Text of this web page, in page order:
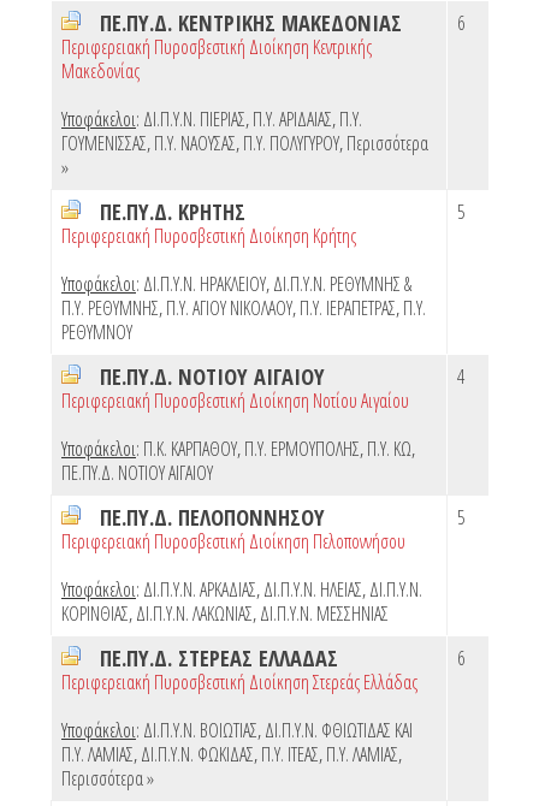
ΠΕ.ΠΥ.Δ. ΚΕΝΤΡΙΚΗΣ ΜΑΚΕΔΟΝΙΑΣ
Περιφερειακή Πυροσβεστική Διοίκηση Κεντρικής
Μακεδονίας
Υποφάκελοι: ΔΙ.Π.Υ.Ν. ΠΙΕΡΙΑΣ,Π.Υ. ΑΡΙΔΑΙΑΣ,Π.Υ.
ΓΟΥΜΕΝΙΣΣΑΣ,Π.Υ. ΝΑΟΥΣΑΣ,Π.Υ. ΠΟΛΥΓΥΡΟΥ,Περισσότερα
»
6
ΠΕ.ΠΥ.Δ. ΚΡΗΤΗΣ
Περιφερειακή Πυροσβεστική Διοίκηση Κρήτης
Υποφάκελοι: ΔΙ.Π.Υ.Ν. ΗΡΑΚΛΕΙΟΥ,ΔΙ.Π.Υ.Ν. ΡΕΘΥΜΝΗΣ &
Π.Υ. ΡΕΘΥΜΝΗΣ,Π.Υ. ΑΓΙΟΥ ΝΙΚΟΛΑΟΥ,Π.Υ. ΙΕΡΑΠΕΤΡΑΣ,Π.Υ.
ΡΕΘΥΜΝΟΥ
5
ΠΕ.ΠΥ.Δ. ΝΟΤΙΟΥ ΑΙΓΑΙΟΥ
Περιφερειακή Πυροσβεστική Διοίκηση Νοτίου Αιγαίου
Υποφάκελοι: Π.Κ. ΚΑΡΠΑΘΟΥ,Π.Υ. ΕΡΜΟΥΠΟΛΗΣ,Π.Υ. ΚΩ,
ΠΕ.ΠΥ.Δ. ΝΟΤΙΟΥ ΑΙΓΑΙΟΥ
4
ΠΕ.ΠΥ.Δ. ΠΕΛΟΠΟΝΝΗΣΟΥ
Περιφερειακή Πυροσβεστική Διοίκηση Πελοποννήσου
Υποφάκελοι: ΔΙ.Π.Υ.Ν. ΑΡΚΑΔΙΑΣ,ΔΙ.Π.Υ.Ν. ΗΛΕΙΑΣ,ΔΙ.Π.Υ.Ν.
ΚΟΡΙΝΘΙΑΣ,ΔΙ.Π.Υ.Ν. ΛΑΚΩΝΙΑΣ,ΔΙ.Π.Υ.Ν. ΜΕΣΣΗΝΙΑΣ
5
ΠΕ.ΠΥ.Δ. ΣΤΕΡΕΑΣ ΕΛΛΑΔΑΣ
Περιφερειακή Πυροσβεστική Διοίκηση Στερεάς Ελλάδας
Υποφάκελοι: ΔΙ.Π.Υ.Ν. ΒΟΙΩΤΙΑΣ,ΔΙ.Π.Υ.Ν. ΦΘΙΩΤΙΔΑΣ ΚΑΙ
Π.Υ. ΛΑΜΙΑΣ,ΔΙ.Π.Υ.Ν. ΦΩΚΙΔΑΣ,Π.Υ. ΙΤΕΑΣ,Π.Υ. ΛΑΜΙΑΣ,
Περισσότερα »
6